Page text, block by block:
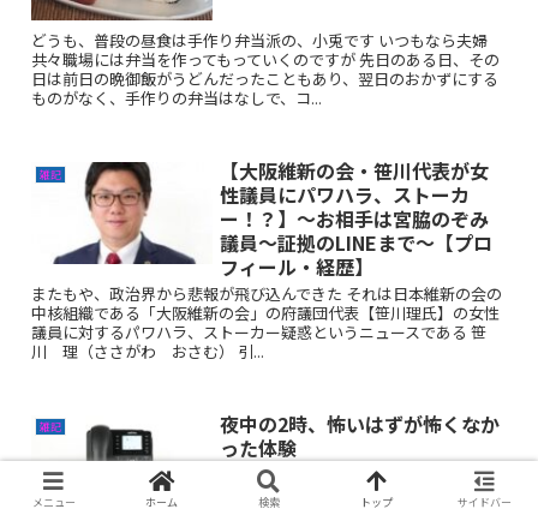
どうも、普段の昼食は手作り弁当派の、小兎です いつもなら夫婦
共々職場には弁当を作ってもっていくのですが 先日のある日、その
日は前日の晩御飯がうどんだったこともあり、翌日のおかずにする
ものがなく、手作りの弁当はなしで、コ...
雑記
【大阪維新の会・笹川代表が女
性議員にパワハラ、ストーカ
ー！？】〜お相手は宮脇のぞみ
議員〜証拠のLINEまで〜【プロ
フィール・経歴】
またもや、政治界から悲報が飛び込んできた それは日本維新の会の
中核組織である「大阪維新の会」の府議団代表【笹川理氏】の女性
議員に対するパワハラ、ストーカー疑惑というニュースである 笹
川 理（ささがわ おさむ） 引...
雑記
夜中の2時、怖いはずが怖くなか
った体験
メニュー ホーム 検索 トップ サイドバー